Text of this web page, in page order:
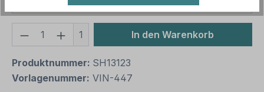
Produkt Anzahl: Gib den
1 In den Warenkorb
Produktnummer: SH13123
Vorlagenummer: VIN-447